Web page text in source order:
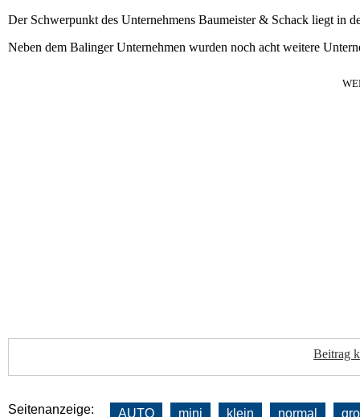
Der Schwerpunkt des Unternehmens Baumeister & Schack liegt in
Neben dem Balinger Unternehmen wurden noch acht weitere
Beitrag
Seitenanzeige: AUTO mini klein normal